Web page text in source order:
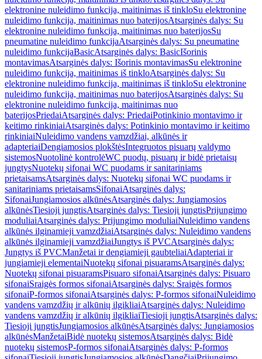
elektronine nuleidimo funkcija, maitinimas iš tinkloSu elektronine
nuleidimo funkcija, maitinimas nuo baterijosAtsarginės dalys: Su
elektronine nuleidimo funkcija, maitinimas nuo baterijosSu
pneumatine nuleidimo funkcijaAtsarginės dalys: Su pneumatine
nuleidimo funkcijaBasicAtsarginės dalys: BasicIšorinis
montavimasAtsarginės dalys: Išorinis montavimasSu elektronine
nuleidimo funkcija, maitinimas iš tinkloAtsarginės dalys: Su
elektronine nuleidimo funkcija, maitinimas iš tinkloSu elektronine
nuleidimo funkcija, maitinimas nuo baterijosAtsarginės dalys: Su
elektronine nuleidimo funkcija, maitinimas nuo
baterijosPriedaiAtsarginės dalys: PriedaiPotinkinio montavimo ir
keitimo rinkiniaiAtsarginės dalys: Potinkinio montavimo ir keitimo
rinkiniaiNuleidimo vandens vamzdžiai, alkūnės ir
adapteriaiDengiamosios plokštėsIntegruotos pisuarų valdymo
sistemosNuotolinė kontrolėWC puodų, pisuarų ir bidė prietaisų
jungtysNuotekų sifonai WC puodams ir sanitariniams
prietaisamsAtsarginės dalys: Nuotekų sifonai WC puodams ir
sanitariniams prietaisamsSifonaiAtsarginės dalys:
SifonaiJungiamosios alkūnėsAtsarginės dalys: Jungiamosios
alkūnėsTiesioji jungtisAtsarginės dalys: Tiesioji jungtisPrijungimo
moduliaiAtsarginės dalys: Prijungimo moduliaiNuleidimo vandens
alkūnės ilginamieji vamzdžiaiAtsarginės dalys: Nuleidimo vandens
alkūnės ilginamieji vamzdžiaiJungtys iš PVCAtsarginės dalys:
Jungtys iš PVCManžetai ir dengiamieji gaubteliaiAdapteriai ir
jungiamieji elementaiNuotekų sifonai pisuaramsAtsarginės dalys:
Nuotekų sifonai pisuaramsPisuaro sifonaiAtsarginės dalys: Pisuaro
sifonaiSraigės formos sifonaiAtsarginės dalys: Sraigės formos
sifonaiP-formos sifonaiAtsarginės dalys: P-formos sifonaiNuleidimo
vandens vamzdžių ir alkūnių ilgikliaiAtsarginės dalys: Nuleidimo
vandens vamzdžių ir alkūnių ilgikliaiTiesioji jungtisAtsarginės dalys:
Tiesioji jungtisJungiamosios alkūnėsAtsarginės dalys: Jungiamosios
alkūnėsManžetaiBidė nuotekų sistemosAtsarginės dalys: Bidė
nuotekų sistemosP-formos sifonaiAtsarginės dalys: P-formos